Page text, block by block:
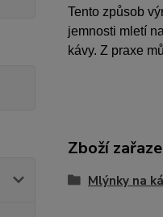
Tento způsob
jemnosti mletí
kávy. Z praxe
Zboží
Mlýnky na